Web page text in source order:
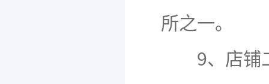
所之一。
9、店铺二